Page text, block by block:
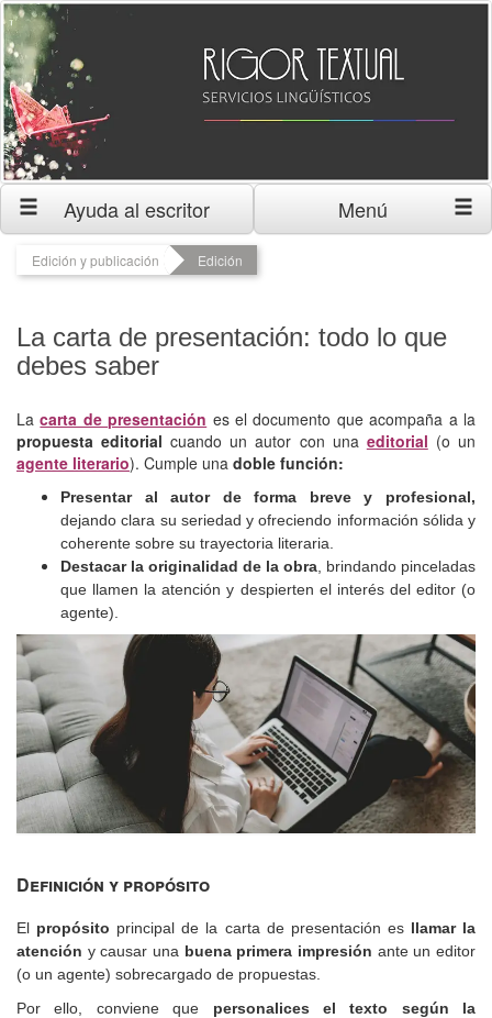
Ayuda al escritor Menú
Edición y publicación Edición
La carta de presentación: todo lo que
debes saber
Lacarta de presentación es el documento que acompaña a la
propuesta editorial cuando un autor con una editorial (o un
agente literario). Cumple una doble función:
Presentar al autor
de forma breve y profesional,
dejando clara su seriedad y ofreciendo información sólida y
coherente sobre su trayectoria literaria.
Destacar la originalidad de la obra , brindando pinceladas
que llamen la atención y despierten el interés del editor (o
agente).
Definición y propósito
El propósito principal de la carta de presentación es llamar la
atención y causar una buena primera impresión ante un editor
(o un agente) sobrecargado de propuestas.
Por ello, conviene que personalices el texto según la